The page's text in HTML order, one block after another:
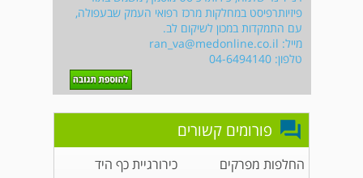
פיזיותרפיסט במחלקות מרכז רפואי העמק שבעפולה,
עם התמקדות במכון לשיקום לב.
מייל: ran_va@medonline.co.il
טלפון: 04-6494140
פורומים קשורים
החלפות מפרקים
כירורגיית כף היד